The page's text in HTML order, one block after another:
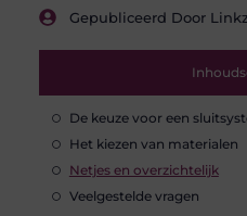
Gepubliceerd Door
De keuze voor een
Het kiezen van materialen
Netjes en overzichtelijk
Veelgestelde vragen